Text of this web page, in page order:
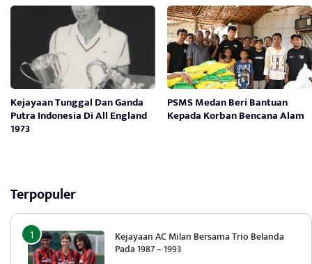
Kejayaan Tunggal Dan Ganda
Putra Indonesia Di All England
1973
PSMS Medan Beri Bantuan
Kepada Korban Bencana Alam
Terpopuler
Kejayaan AC Milan Bersama Trio Belanda
Pada 1987 – 1993